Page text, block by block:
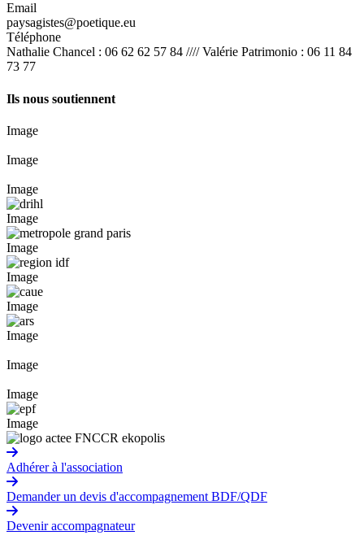
Email
paysagistes@poetique.eu
Téléphone
Nathalie Chancel : 06 62 62 57 84 //// Valérie Patrimonio : 06 11 84
73 77
Ils nous soutiennent
Image
Image
Image
Image
Image
Image
Image
Image
Image
Image
Image
Adhérer à l'association
Demander un devis d'accompagnement BDF/QDF
Devenir accompagnateur